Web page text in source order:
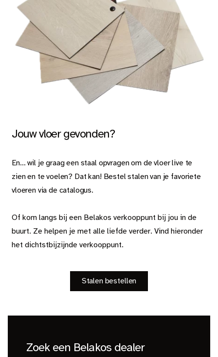
Jouw vloer gevonden?
En… wil je graag een staal opvragen om de vloer live te
zien en te voelen? Dat kan! Bestel stalen van je favoriete
vloeren via de catalogus.
Of kom langs bij een Belakos verkooppunt bij jou in de
buurt. Ze helpen je met alle liefde verder. Vind hieronder
het dichtstbijzijnde verkooppunt.
Stalen bestellen
Zoek een Belakos dealer